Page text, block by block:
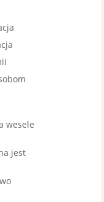
wesele
jest